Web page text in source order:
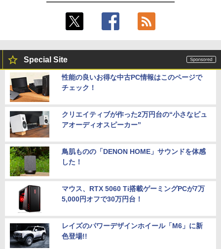
Special Site
性能の良いお得な中古PC情報はこのページで
チェック！
クリエイティブが作った2万円台の“小さなピュ
アオーディオスピーカー”
鳥肌ものの「DENON HOME」サウンドを体感
した！
マウス、RTX 5060 Ti搭載ゲーミングPCが7万
5,000円オフで30万円台！
レイズのパワーデザインホイール「M6」に新
色登場!!